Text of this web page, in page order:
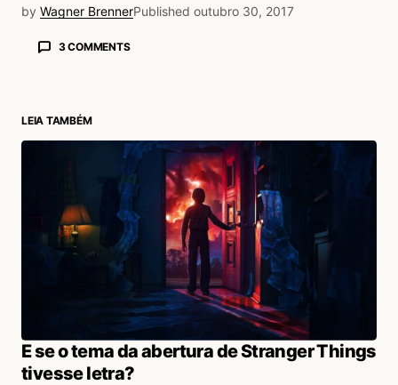
by Wagner BrennerPublished outubro 30, 2017
3 COMMENTS
Normalmente eu adoro as versÃµes cantadas
Acesse para responder
Wagner Brenner
30/10/2017 às 4:12 PM
Ã mais arriscada nÃ©? Ele mesmo
comentou isso lÃ¡ na descriÃ§Ã£o do video,
acho que a intenÃ§Ã£o foi ir pro lado do
esquisito mesmo (digo, mais esquisito) ð
Acesse para responder
LEIA TAMBÉM
E se o tema da abertura de Stranger Things
tivesse letra?